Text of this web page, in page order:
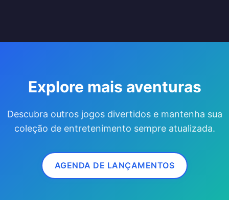
Explore mais aventuras
Descubra outros jogos divertidos e mantenha sua
coleção de entretenimento sempre atualizada.
AGENDA DE LANÇAMENTOS